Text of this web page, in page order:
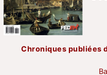
Chroniques publiées